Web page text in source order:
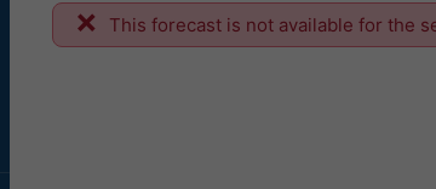
This forecast is not available for the